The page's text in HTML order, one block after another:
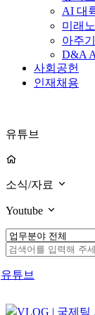
AI 대
미래
아주
D&A
사회공헌
인재채용
유튜브
소식/자료
Youtube
유튜브